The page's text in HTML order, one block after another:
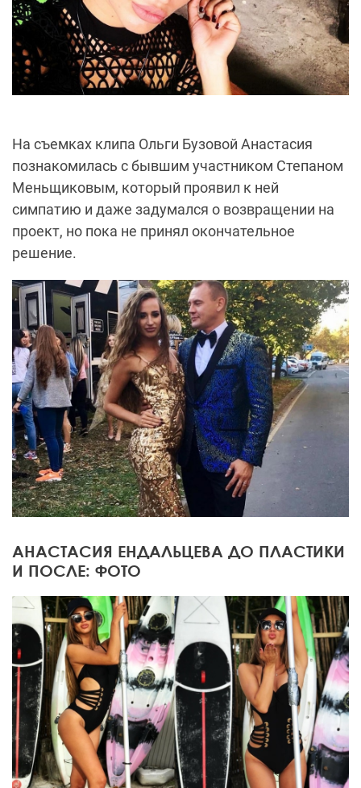
На съемках клипа Ольги Бузовой Анастасия
познакомилась с бывшим участником Степаном
Меньщиковым, который проявил к ней
симпатию и даже задумался о возвращении на
проект, но пока не принял окончательное
решение.
АНАСТАСИЯ ЕНДАЛЬЦЕВА ДО ПЛАСТИКИ
И ПОСЛЕ: ФОТО